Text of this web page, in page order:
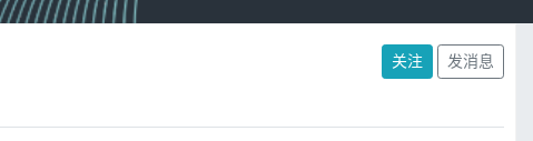
关注 发消息